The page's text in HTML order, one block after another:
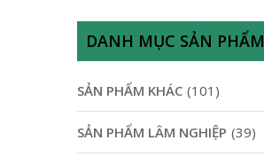
DANH MỤC SẢN PHẨM
SẢN PHẨM KHÁC (101)
SẢN PHẨM LÂM NGHIỆP (39)